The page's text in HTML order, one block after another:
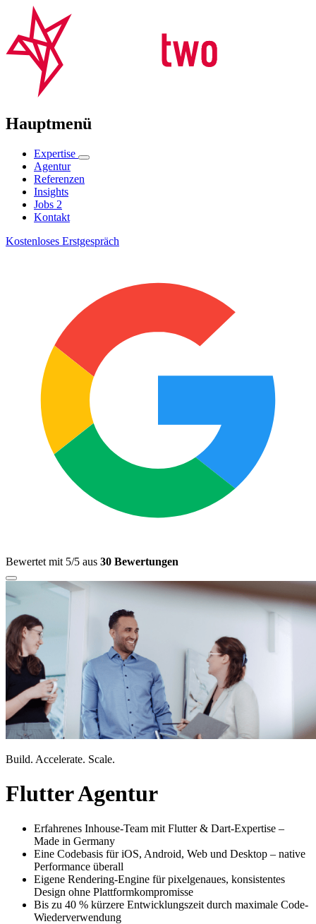
Hauptmenü
Expertise
Agentur
Referenzen
Insights
Jobs 2
Kontakt
Kostenloses Erstgespräch
Bewertet mit 5/5 aus 30 Bewertungen
Build. Accelerate. Scale.
Flutter Agentur
Erfahrenes Inhouse-Team mit Flutter & Dart-Expertise –
Made in Germany
Eine Codebasis für iOS, Android, Web und Desktop – native
Performance überall
Eigene Rendering-Engine für pixelgenaues, konsistentes
Design ohne Plattformkompromisse
Bis zu 40 % kürzere Entwicklungszeit durch maximale Code-
Wiederverwendung